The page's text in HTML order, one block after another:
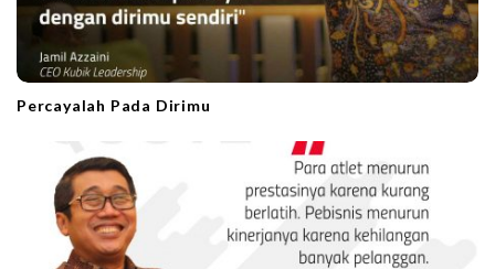
Percayalah Pada Dirimu